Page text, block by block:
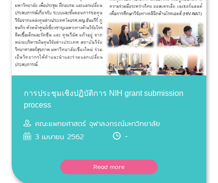
การประชุมเชิงปฏิบัติการ NIH grant submission
process
คณะแพทยศาสตร์ จุฬาลงกรณ์มหาวิทยาลัย
3 เมษายน 2562
-
Read more